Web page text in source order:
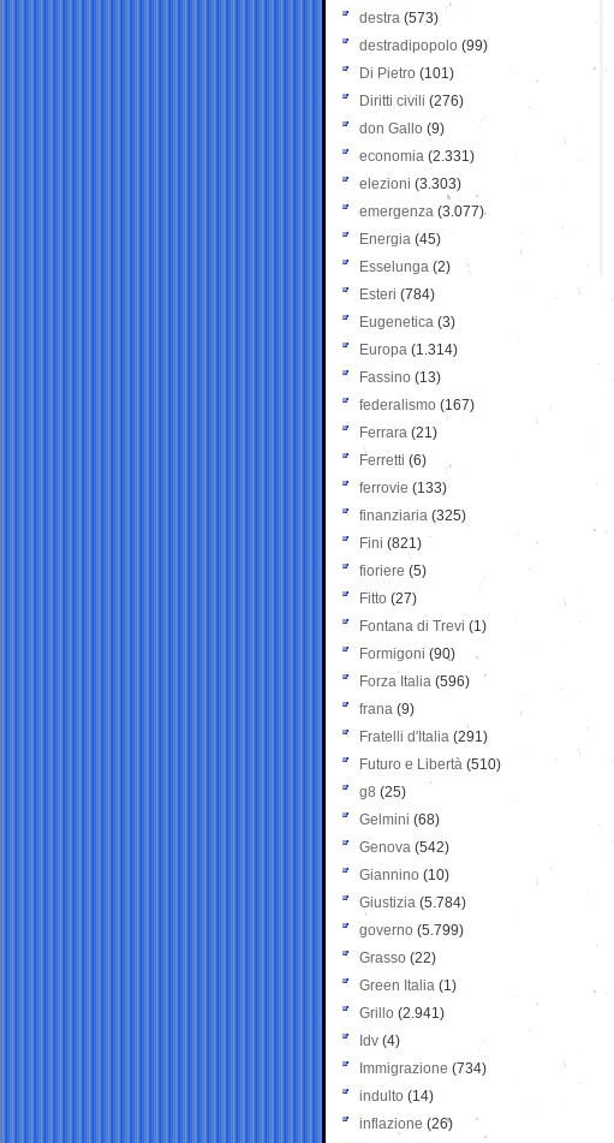
destra (573)
destradipopolo (99)
Di Pietro (101)
Diritti civili (276)
don Gallo (9)
economia (2.331)
elezioni (3.303)
emergenza (3.077)
Energia (45)
Esselunga (2)
Esteri (784)
Eugenetica (3)
Europa (1.314)
Fassino (13)
federalismo (167)
Ferrara (21)
Ferretti (6)
ferrovie (133)
finanziaria (325)
Fini (821)
fioriere (5)
Fitto (27)
Fontana di Trevi (1)
Formigoni (90)
Forza Italia (596)
frana (9)
Fratelli d'Italia (291)
Futuro e Libertà (510)
g8 (25)
Gelmini (68)
Genova (542)
Giannino (10)
Giustizia (5.784)
governo (5.799)
Grasso (22)
Green Italia (1)
Grillo (2.941)
Idv (4)
Immigrazione (734)
indulto (14)
inflazione (26)